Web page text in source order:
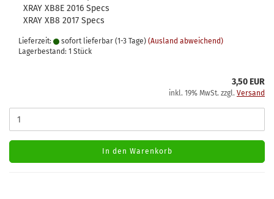
XRAY XB8E 2016 Specs
XRAY XB8 2017 Specs
Lieferzeit: sofort lieferbar (1-3 Tage) (Ausland abweichend)
Lagerbestand: 1 Stück
3,50 EUR
inkl. 19% MwSt. zzgl. Versand
In den Warenkorb